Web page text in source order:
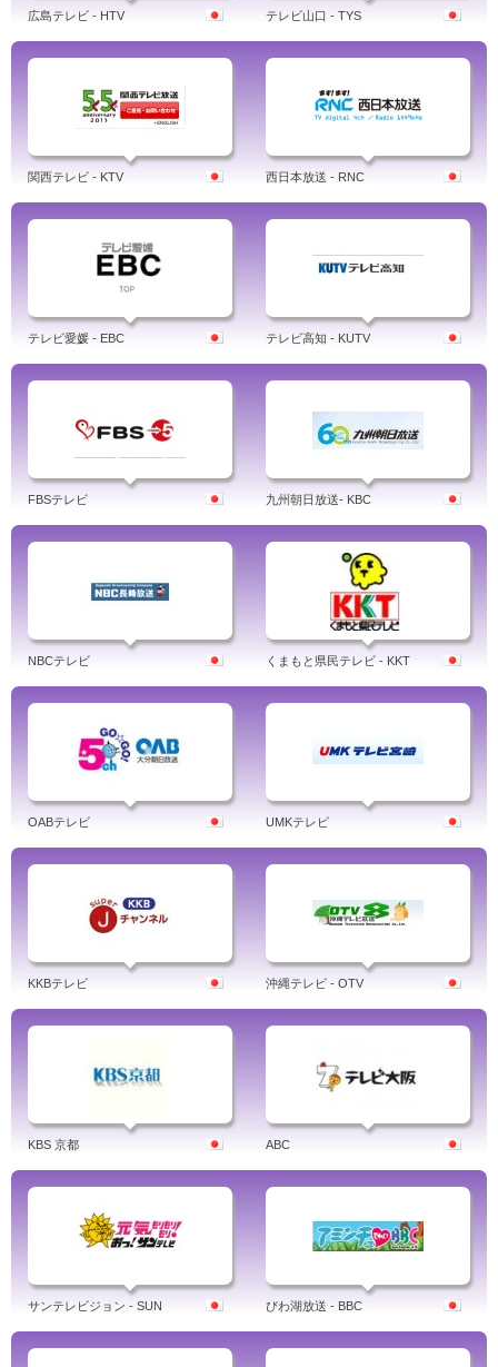
広島テレビ - HTV テレビ山口 - TYS
関西テレビ - KTV 西日本放送 - RNC
テレビ愛媛 - EBC テレビ高知 - KUTV
FBSテレビ 九州朝日放送- KBC
NBCテレビ くまもと県民テレビ - KKT
OABテレビ UMKテレビ
KKBテレビ 沖縄テレビ - OTV
KBS 京都 ABC
サンテレビジョン - SUN びわ湖放送 - BBC